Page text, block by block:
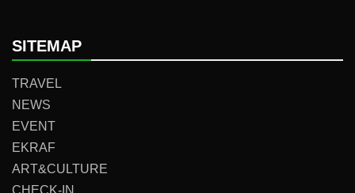
SITEMAP
TRAVEL
NEWS
EVENT
EKRAF
ART&CULTURE
CHECK-IN